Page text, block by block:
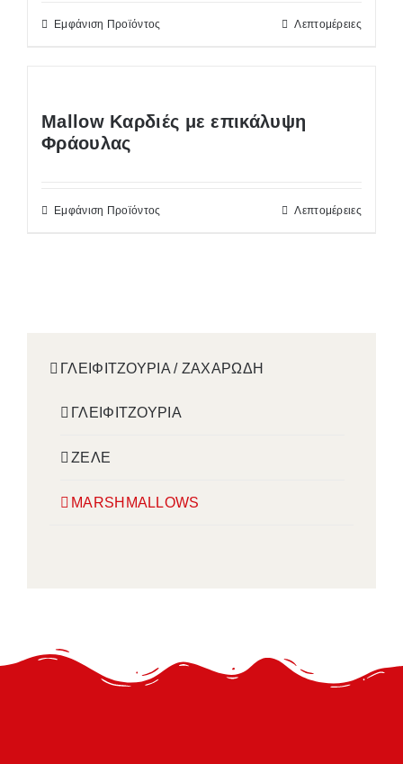
Εμφάνιση Προϊόντος Λεπτομέρειες
Mallow Καρδιές με επικάλυψη
Φράουλας
Εμφάνιση Προϊόντος Λεπτομέρειες
ΓΛΕΙΦΙΤΖΟΥΡΙΑ / ΖΑΧΑΡΩΔΗ
ΓΛΕΙΦΙΤΖΟΥΡΙΑ
ΖΕΛΕ
MARSHMALLOWS